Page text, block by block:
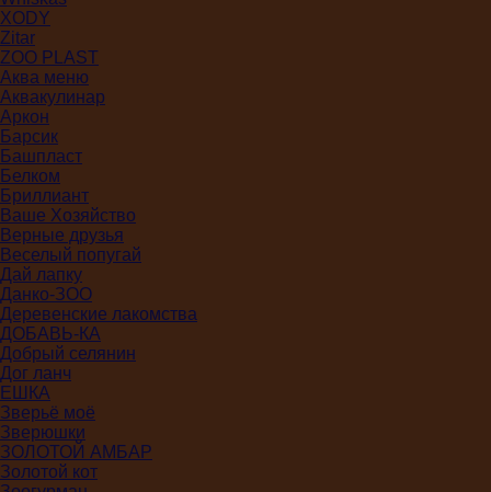
XODY
Zitar
ZOO PLAST
Аква меню
Аквакулинар
Аркон
Барсик
Башпласт
Белком
Бриллиант
Ваше Хозяйство
Верные друзья
Веселый попугай
Дай лапку
Данко-ЗОО
Деревенские лакомства
ДОБАВЬ-КА
Добрый селянин
Дог ланч
ЕШКА
Зверьё моё
Зверюшки
ЗОЛОТОЙ АМБАР
Золотой кот